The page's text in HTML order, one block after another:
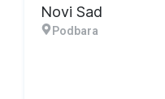
Novi Sad
Podbara